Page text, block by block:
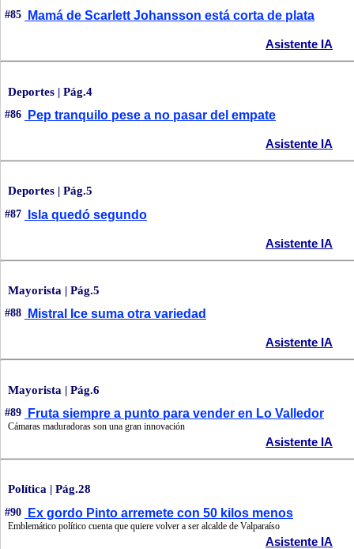
#85 Mamá de Scarlett Johansson está corta de plata
Asistente IA
Deportes | Pág.4
#86 Pep tranquilo pese a no pasar del empate
Asistente IA
Deportes | Pág.5
#87 Isla quedó segundo
Asistente IA
Mayorista | Pág.5
#88 Mistral Ice suma otra variedad
Asistente IA
Mayorista | Pág.6
#89 Fruta siempre a punto para vender en Lo Valledor
Cámaras maduradoras son una gran innovación
Asistente IA
Política | Pág.28
#90 Ex gordo Pinto arremete con 50 kilos menos
Emblemático político cuenta que quiere volver a ser alcalde de Valparaíso
Asistente IA